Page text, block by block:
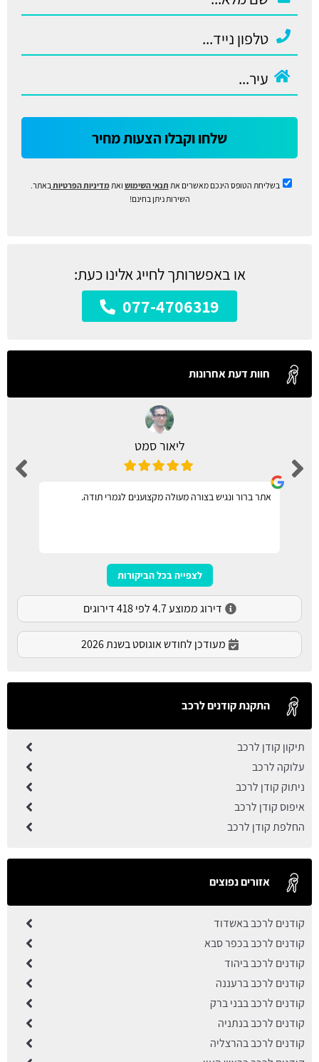
שלחו וקבלו הצעות מחיר
בשליחת הטופס הינכם מאשרים את תנאי השימוש ואתמדיניות הפרטיותבאתר.
השירות ניתן בחינם!
או באפשרותך לחייג אלינו כעת:
077-4706319
חוות דעת אחרונות
ליאור סמט
אתר ברור ונגיש בצורה מעולה מקצוענים לגמרי תודה.
לצפייה בכל הביקורות
דירוג ממוצע 4.7 לפי 418 דירוגים
מעודכן לחודש אוגוסט בשנת 2026
התקנת קודנים לרכב
תיקון קודן לרכב
עלוקה לרכב
ניתוק קודן לרכב
איפוס קודן לרכב
החלפת קודן לרכב
אזורים נפוצים
קודנים לרכב באשדוד
קודנים לרכב בכפר סבא
קודנים לרכב ביהוד
קודנים לרכב ברעננה
קודנים לרכב בבני ברק
קודנים לרכב בנתניה
קודנים לרכב בהרצליה